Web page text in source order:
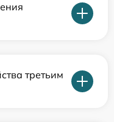
третьим